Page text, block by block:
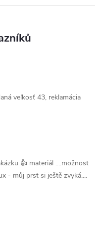
veľkosť 43, reklamácia
👍 materiál ....možnost
- můj prst si ještě zvyká....